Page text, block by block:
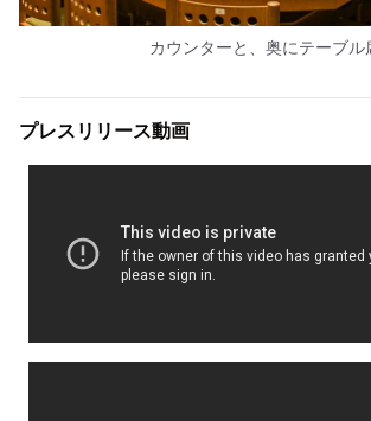
カウンターと、奥にテーブル
プレスリリース動画